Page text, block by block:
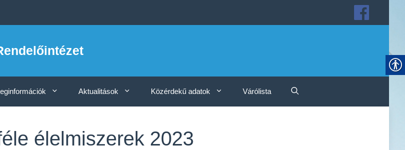
Aktualitások Közérdekű adatok Várólista
élelmiszerek 2023